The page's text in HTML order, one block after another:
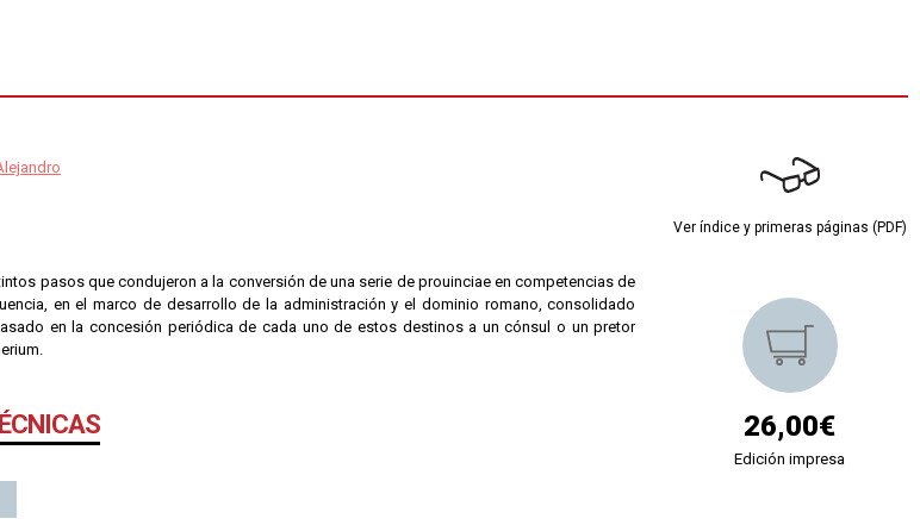
pasos que condujeron a la conversión de una serie de prouinciae en competencias de
en el marco de desarrollo de la administración y el dominio romano, consolidado
en la concesión periódica de cada uno de estos destinos a un cónsul o un pretor
Ver índice y primeras páginas (PDF)
26,00€
Edición impresa